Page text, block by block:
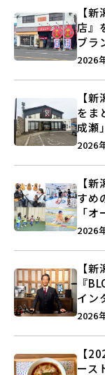
【
店』
ブラ
しょ
2026
【
をま
成瀬
営業
2026
【
すめ
「
キッ
2026
【
『
イン
つく
2026
【
ース